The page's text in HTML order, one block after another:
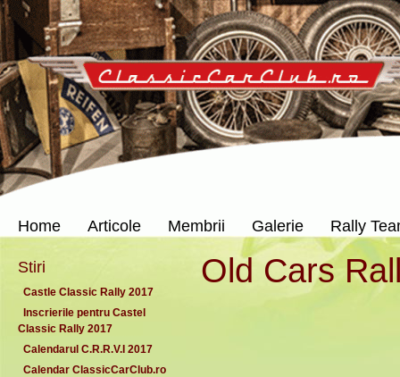
Home Articole Membrii Galerie Rally
Stiri
Castle Classic Rally 2017
Inscrierile pentru Castel
Classic Rally 2017
Calendarul C.R.R.V.I 2017
Calendar ClassicCarClub.ro
Old Cars